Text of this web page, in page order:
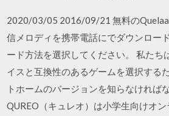
2020/03/05 2016/09/21 無料の
信メロディを携帯電話にでダウンロー
ード方法を選択してください。 私たち
イスと互換性のあるゲームを選択する
トホームのバージョンを知らなけれ
QUREO（キュレオ）は小学生向けオ